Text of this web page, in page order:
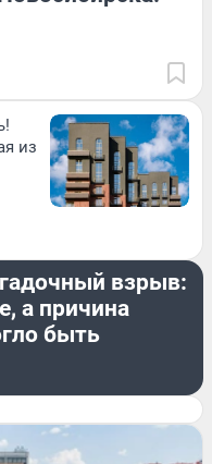
из
взрыв:
а причина
быть